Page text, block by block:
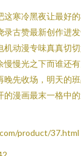
这寒冷黑夜让最好
录古赞最新创作进
机动漫专味真真切
慢慢光之下而谁还
晚先收场，明天的
的漫画最末一格中
product/37.html